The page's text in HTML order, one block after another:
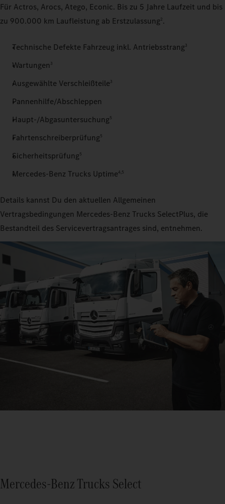
Für Actros, Arocs, Atego, Econic. Bis zu 5 Jahre Laufzeit und bis
zu 900.000 km Laufleistung ab Erstzulassung2.
Technische Defekte Fahrzeug inkl. Antriebsstrang3
Wartungen 3
Ausgewählte Verschleißteile3
Pannenhilfe/Abschleppen
Haupt-/Abgasuntersuchung5
Fahrtenschreiberprüfung5
Sicherheitsprüfung5
Mercedes‑Benz Trucks Uptime4,5
Details kannst Du den aktuellen Allgemeinen
Vertragsbedingungen Mercedes‑Benz Trucks SelectPlus, die
Bestandteil des Servicevertragsantrages sind, entnehmen.
Mercedes‑Benz Trucks Select